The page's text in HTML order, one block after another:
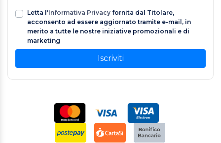
Letta l'Informativa Privacy fornita dal Titolare,
acconsento ad essere aggiornato tramite e-mail, in
merito a tutte le nostre iniziative promozionali e di
marketing
Iscriviti